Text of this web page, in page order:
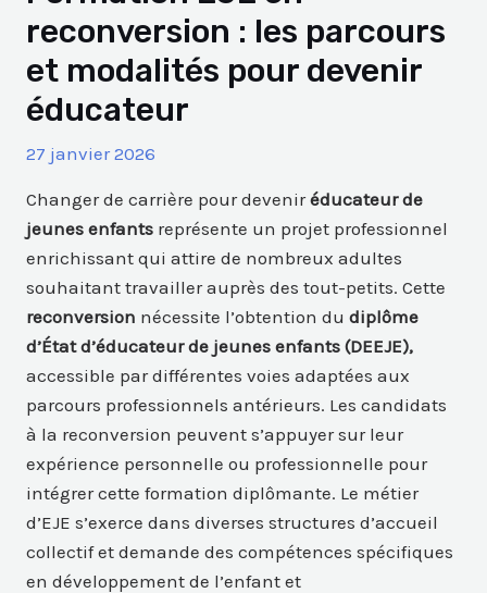
reconversion : les parcours
et modalités pour devenir
éducateur
27 janvier 2026
Changer de carrière pour deveniréducateur de
jeunes enfants représente un projet professionnel
enrichissant qui attire de nombreux adultes
souhaitant travailler auprès des tout-petits. Cette
reconversion nécessite l’obtention dudiplôme
d’État d’éducateur de jeunes enfants (DEEJE),
accessible par différentes voies adaptées aux
parcours professionnels antérieurs. Les candidats
à la reconversion peuvent s’appuyer sur leur
expérience personnelle ou professionnelle pour
intégrer cette formation diplômante. Le métier
d’EJE s’exerce dans diverses structures d’accueil
collectif et demande des compétences spécifiques
en développement de l’enfant et